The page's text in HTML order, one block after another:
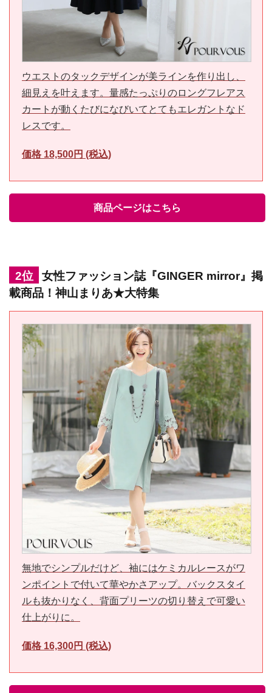
ウエストのタックデザインが美ラインを作り出し、
細見えを叶えます。量感たっぷりのロングフレアス
カートが動くたびになびいてとてもエレガントなド
レスです。
価格 18,500円 (税込)
商品ページはこちら
2位
女性ファッション誌『GINGER mirror』掲
載商品！神山まりあ★大特集
無地でシンプルだけど、袖にはケミカルレースがワ
ンポイントで付いて華やかさアップ。バックスタイ
ルも抜かりなく、背面プリーツの切り替えで可愛い
仕上がりに。
価格 16,300円 (税込)